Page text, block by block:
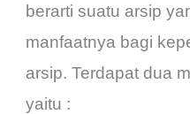
berarti suatu arsip
manfaatnya bagi
arsip. Terdapat dua
yaitu :